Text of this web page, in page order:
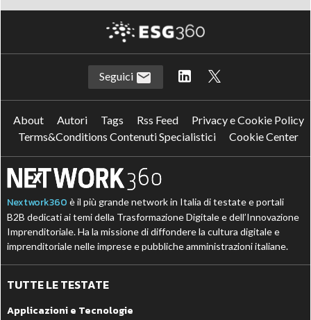
Seguici
About Autori Tags Rss Feed
Privacy e Cookie Policy
Terms&Conditions Contenuti Specialistici
Cookie Center
Nextwork360 è il più grande network in Italia di testate e portali
B2B dedicati ai temi della Trasformazione Digitale e dell’Innovazione
Imprenditoriale. Ha la missione di diffondere la cultura digitale e
imprenditoriale nelle imprese e pubbliche amministrazioni italiane.
TUTTE LE TESTATE
Applicazioni e Tecnologie